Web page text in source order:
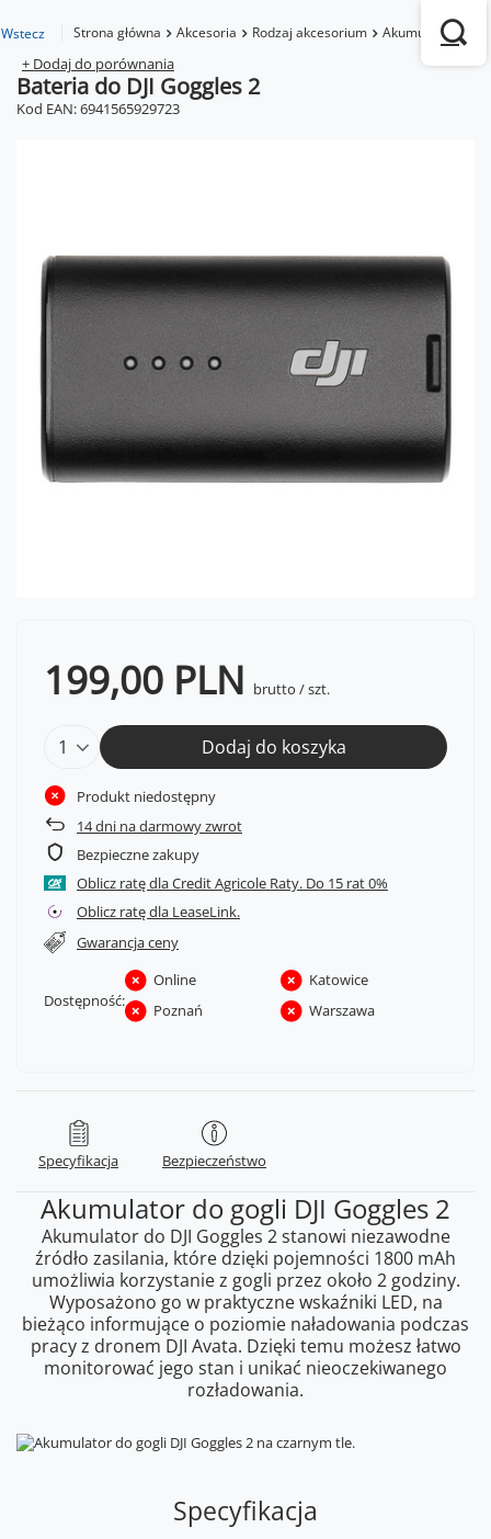
Wstecz Strona główna Akcesoria Rodzaj akcesorium Akumulatory
+ Dodaj do porównania
Bateria do DJI Goggles 2
Kod EAN: 6941565929723
199,00 PLN brutto /szt.
Dodaj do koszyka
Produkt niedostępny
14dni na darmowy zwrot
Bezpieczne zakupy
Oblicz ratę dla Credit Agricole Raty.
Oblicz ratę dla LeaseLink.
Gwarancja ceny
Dostępność:
Online
Katowice
Poznań
Warszawa
Specyfikacja Bezpieczeństwo
Akumulator do gogli DJI Goggles 2
Akumulator do DJI Goggles 2 stanowi niezawodne
źródło zasilania, które dzięki pojemności 1800 mAh
umożliwia korzystanie z gogli przez około 2 godziny.
Wyposażono go w praktyczne wskaźniki LED, na
bieżąco informujące o poziomie naładowania podczas
pracy z dronem DJI Avata. Dzięki temu możesz łatwo
monitorować jego stan i unikać nieoczekiwanego
rozładowania.
Specyfikacja